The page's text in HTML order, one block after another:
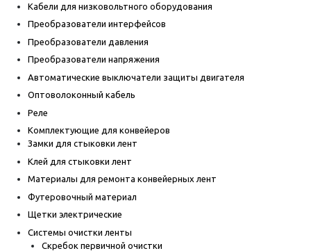
Кабели для низковольтного оборудования
Преобразователи интерфейсов
Преобразователи давления
Преобразователи напряжения
Автоматические выключатели защиты двигателя
Оптоволоконный кабель
Реле
Комплектующие для конвейеров
Замки для стыковки лент
Клей для стыковки лент
Материалы для ремонта конвейерных лент
Футеровочный материал
Щетки электрические
Системы очистки ленты
Скребок первичной очистки